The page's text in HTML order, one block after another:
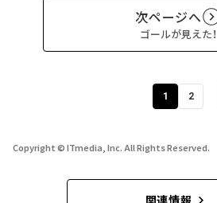
次ページへ
ゴールが見えた！
1 2
Copyright © ITmedia, Inc. All Rights Reserved.
関連情報